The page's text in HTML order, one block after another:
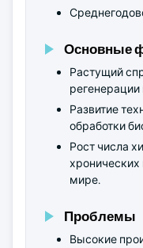
Основные
Растущий
регенерации
Развитие
обработки
Рост числа
хронических
мире.
Проблемы
Высокие